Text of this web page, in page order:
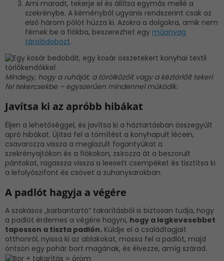
Ami maradt, tekerje el és állítsa egymás mellé a
szekrénybe. A kéményből ugyanis rendszerint csak az
első három pólót húzza ki. Azokra a dolgokra, amik nem
férnek be a fiókba, beszerezhet egy műanyag
tárolódobozt.
Mindegy, hogy a ruháját, a törölközőit vagy a kéztörlőit tekeri
fel tekercsekbe – egyszerűen mindennel működik.
Javítsa ki az apróbb hibákat
Éljen a lehetőséggel, és javítsa ki a háztartásban összegyűlt
apró hibákat. Újítsa fel a tömítést a konyhapult lécein,
csavarozza vissza a meglazult fogantyúkat a
szekrényajtókon és a fiókokon, zsírozza át a beszorult
pántokat, ragassza vissza a leesett csempéket és tisztítsa ki
a lefolyószifont és csövet a zuhanysarokban.
A padlót hagyja a végére
A szokásos „karbantartó” takarításból is biztosan tudja, hogy
a padlót érdemes a végére hagyni, hogy a legkevesebbet
taposson a tiszta padlón. Küldje el a családtagjait
otthonról, nyissa ki az ablakokat, mossa fel a padlót, majd
öntsön egy pohár bort magának, és élvezze, amíg szárad.